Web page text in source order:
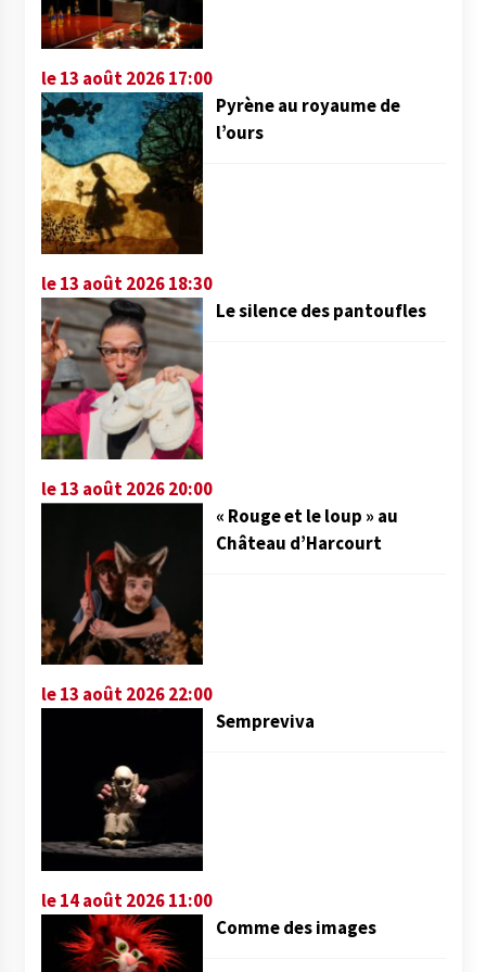
le 13 août 2026 17:00
Pyrène au royaume de
l’ours
le 13 août 2026 18:30
Le silence des pantoufles
le 13 août 2026 20:00
« Rouge et le loup » au
Château d’Harcourt
le 13 août 2026 22:00
Sempreviva
le 14 août 2026 11:00
Comme des images